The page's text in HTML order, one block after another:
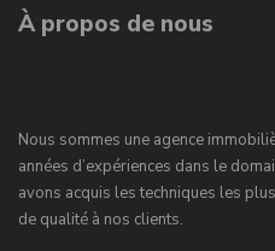
À propos de nous
Nous sommes une agence
années d’expériences dans le
avons acquis les techniques les
de qualité à nos clients.